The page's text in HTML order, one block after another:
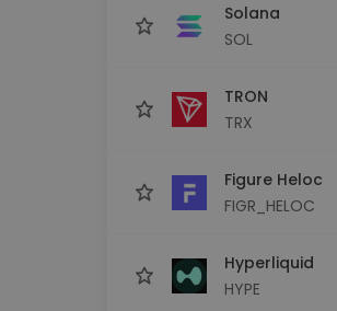
Solana
SOL
TRON
TRX
Figure Heloc
FIGR_HELOC
Hyperliquid
HYPE